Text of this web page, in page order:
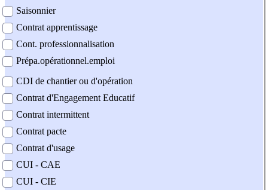
Saisonnier
Contrat apprentissage
Cont. professionnalisation
Prépa.opérationnel.emploi
CDI de chantier ou d'opération
Contrat d'Engagement Educatif
Contrat intermittent
Contrat pacte
Contrat d'usage
CUI - CAE
CUI - CIE